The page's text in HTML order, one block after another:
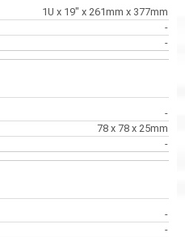
1U x 19" x 261mm x 377mm
-
-
-
78 x 78 x 25mm
-
-
-